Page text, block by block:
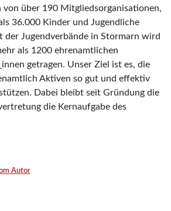
über 190 Mitgliedsorganisationen,
36.000 Kin­der und Jugendliche
der Jugend­verbände in Stormarn wird
als 1200 ehrenamtlichen
getragen. Unser Ziel ist es, die
Aktiven so gut und effektiv
Dabei bleibt seit Gründung die
die Kernaufgabe des
Autor